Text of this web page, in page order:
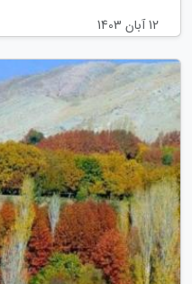
12 آبان 1403